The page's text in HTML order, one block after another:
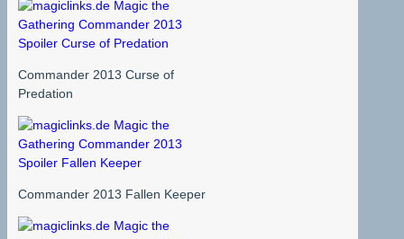
Commander 2013 Curse of
Predation
Commander 2013 Fallen Keeper